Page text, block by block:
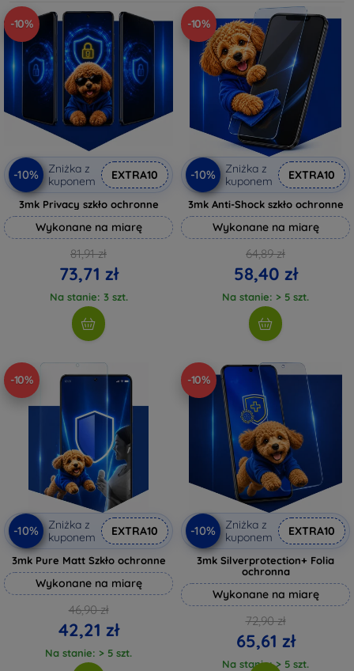
-10%
-10%
Zniżka z
kuponem
EXTRA10
3mk Privacy szkło ochronne
Wykonane na miarę
81,91 zł
73,71 zł
Na stanie: 3 szt.
-10%
-10%
Zniżka z
kuponem
EXTRA10
3mk Anti-Shock szkło ochronne
Wykonane na miarę
64,89 zł
58,40 zł
Na stanie: > 5 szt.
-10%
-10%
Zniżka z
kuponem
EXTRA10
3mk Pure Matt Szkło ochronne
Wykonane na miarę
46,90 zł
42,21 zł
Na stanie: > 5 szt.
-10%
-10%
Zniżka z
kuponem
EXTRA10
3mk Silverprotection+ Folia
ochronna
Wykonane na miarę
72,90 zł
65,61 zł
Na stanie: > 5 szt.